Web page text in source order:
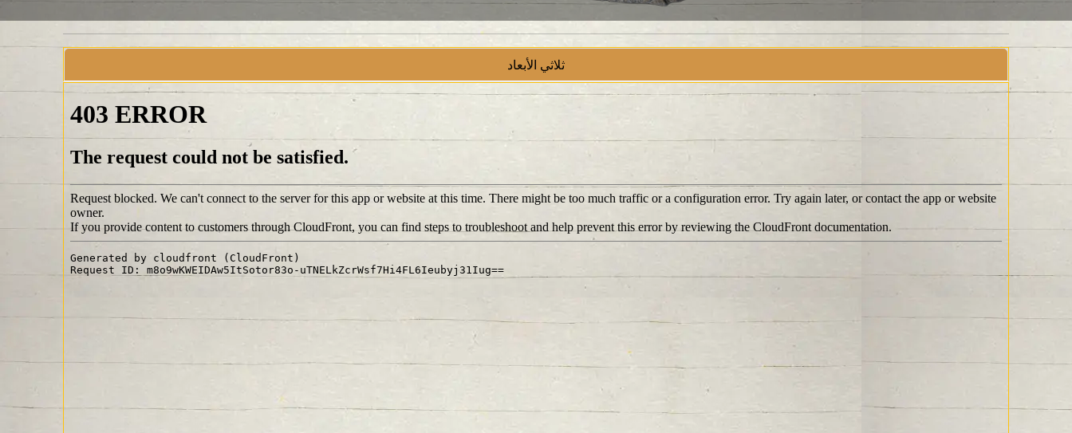
ثلاثي الأبعاد